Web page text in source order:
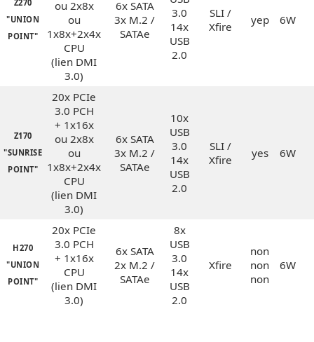
Z270
"UNION
POINT"
ou 2x8x
ou
1x8x+2x4x
CPU
(lien DMI
3.0)
6x SATA
3x M.2 /
SATAe
3.0
14x
USB
2.0
SLI /
Xfire
yep 6W
Z170
"SUNRISE
POINT"
20x PCIe
3.0 PCH
+ 1x16x
ou 2x8x
ou
1x8x+2x4x
CPU
(lien DMI
3.0)
6x SATA
3x M.2 /
SATAe
10x
USB
3.0
14x
USB
2.0
SLI /
Xfire
yes 6W
H270
"UNION
POINT"
20x PCIe
3.0 PCH
+ 1x16x
CPU
(lien DMI
3.0)
6x SATA
2x M.2 /
SATAe
8x
USB
3.0
14x
USB
2.0
Xfire
non
non
non
6W